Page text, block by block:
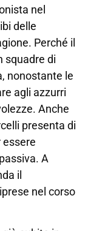
nel
delle
Perché il
squadre di
nonostante le
agli azzurri
Anche
presenta di
essere
A
il
nel corso